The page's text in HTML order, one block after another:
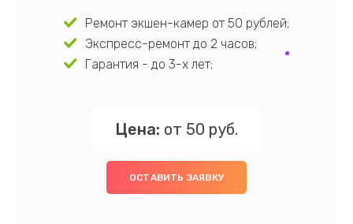
Ремонт экшен-камер от 50 рублей;
Экспресс-ремонт до 2 часов;
Гарантия - до 3-х лет;
Цена: от 50 руб.
ОСТАВИТЬ ЗАЯВКУ